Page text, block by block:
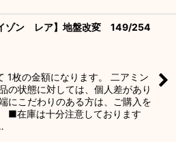
イゾン レア】地盤改変 149/254
1枚の金額になります。 二アミン
の状態に対しては、個人差があり
にこだわりのある方は、ご購入を
■在庫は十分注意しております